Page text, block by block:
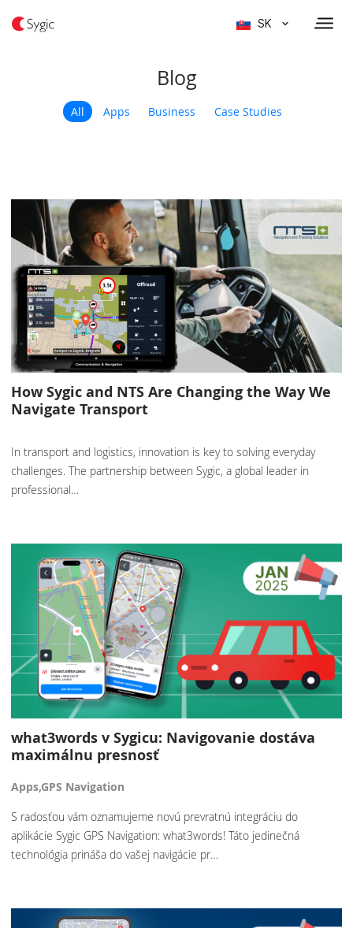
SK
Blog
All Apps Business Case Studies
How Sygic and NTS Are Changing the Way We
Navigate Transport
In transport and logistics, innovation is key to solving everyday
challenges. The partnership between Sygic, a global leader in
professional…
what3words v Sygicu: Navigovanie dostáva
maximálnu presnosť
Apps,GPS Navigation
S radosťou vám oznamujeme novú prevratnú integráciu do
aplikácie Sygic GPS Navigation: what3words! Táto jedinečná
technológia prináša do vašej navigácie pr…